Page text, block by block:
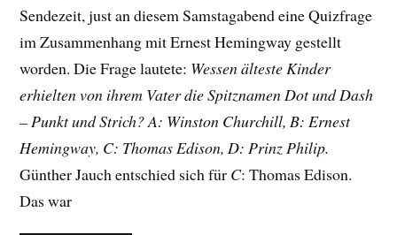
Sendezeit, just an diesem Samstagabend eine Quizfrage
im Zusammenhang mit Ernest Hemingway gestellt
worden. Die Frage lautete: Wessen älteste Kinder
erhielten von ihrem Vater die Spitznamen Dot und Dash
– Punkt und Strich? A: Winston Churchill, B: Ernest
Hemingway, C: Thomas Edison, D: Prinz Philip.
Günther Jauch entschied sich für C: Thomas Edison.
Das war